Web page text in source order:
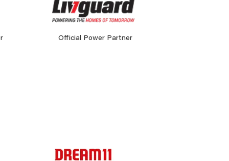
Official Power Partner